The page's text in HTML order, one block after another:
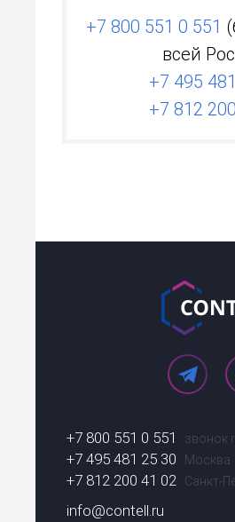
+7 800 551 0 551
всей
+7 495
+7 812
+7 800 551 0 551 звонок
+7 495 481 25 30 Москва
+7 812 200 41 02 Санкт-
info@contell.ru